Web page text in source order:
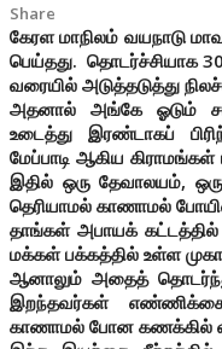
Share
கேரள மாநிலம் வயநாடு
பெய்தது. தொடர்ச்சியாக
வரையில் அடுத்தடுத்து
அதனால் அங்கே ஓடும்
உடைத்து இரண்டாகப்
மேப்பாடி ஆகிய கிராமங்கள்
இதில் ஒரு தேவாலயம்,
தெரியாமல் காணாமல்
தாங்கள் அபாயக்
மக்கள் பக்கத்தில் உள்ள
ஆனாலும் அதைத்
இறந்தவர்கள்
காணாமல் போன கணக்கில்